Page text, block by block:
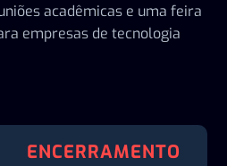
acadêmicas e uma feira
empresas de tecnologia
ENCERRAMENTO